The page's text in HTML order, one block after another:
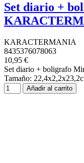
Set diario +
KARACTERMANIA
8435376078063
10,95 €
Set diario + boligrafo
Tamaño:
Añadir al carrito